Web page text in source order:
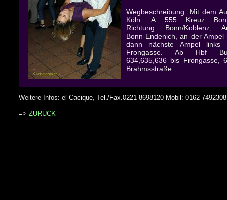
Wegbeschreibung: Mit dem
Köln: A 555 Kreuz
Richtung Bonn/Koblenz,
Bonn-Endenich, an der Ampel
dann nächste Ampel links
Frongasse. Ab Hbf
634,635,636 bis Frongasse,
Brahmsstraße
Weitere Infos: el Cacique, Tel./Fax.0221-8698120 Mobil: 0162-
=> ZURÜCK